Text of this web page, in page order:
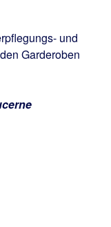
und
Garderoben